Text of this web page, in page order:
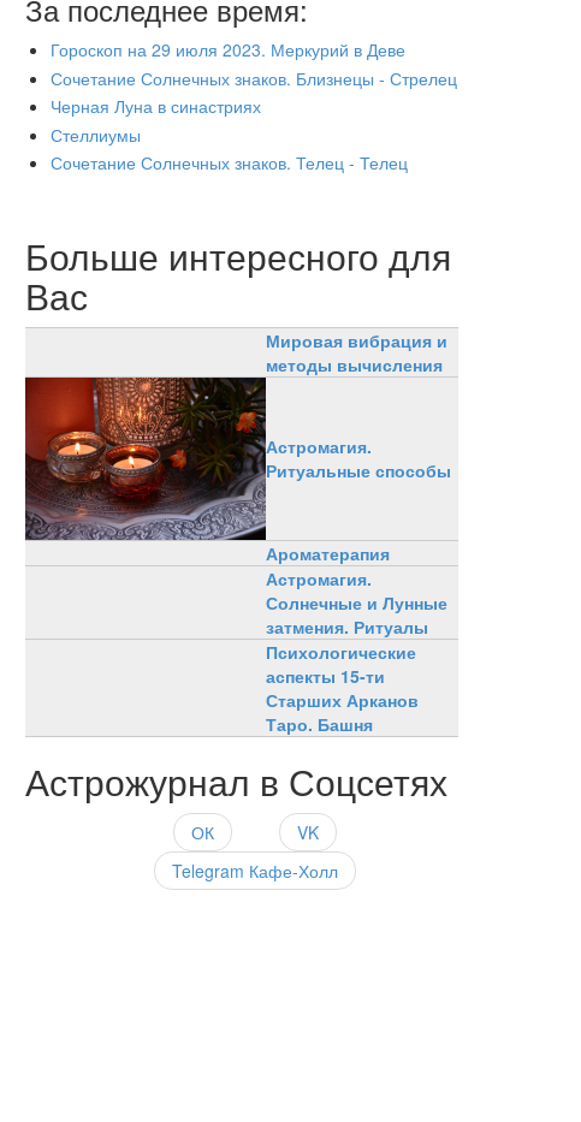
За последнее время:
Гороскоп на 29 июля 2023. Меркурий в Деве
Сочетание Солнечных знаков. Близнецы - Стрелец
Черная Луна в синастриях
Стеллиумы
Сочетание Солнечных знаков. Телец - Телец
Больше интересного для
Вас
Мировая вибрация и
методы вычисления
Астромагия.
Ритуальные способы
Ароматерапия
Астромагия.
Солнечные и Лунные
затмения. Ритуалы
Психологические
аспекты 15-ти
Старших Арканов
Таро. Башня
Астрожурнал в Соцсетях
ОК
VK
Telegram Кафе-Холл